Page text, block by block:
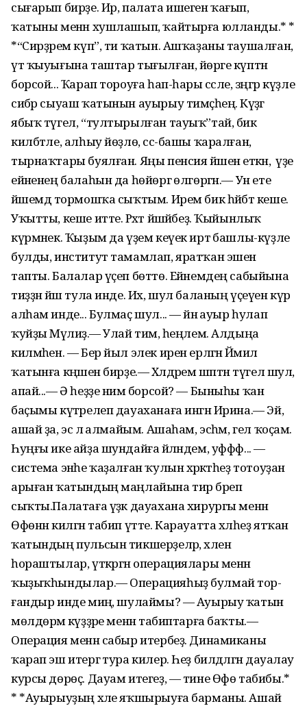
сығарып бирҙе. Ир, палата ишеген ҡағып,
ҡатыны менән хушлашып, ҡайтырға юлланды.* *
*“Сирҙәрем күп”, ти ҡатын. Ашҡаҙаны таушалған,
үт ҡыуығына таштар тығылған, йөрәге күптән
борсой... Ҡарап тороуға һап-һары сәсле, зәңгәр күҙле
сибәр сыуаш ҡатынын ауырыу тимәҫһең. Кәүҙәгә
ябыҡ түгел, “тултырылған тауыҡ”тай, бик
килбәтле, алһыу йөҙлө, сәс-башы ҡаралған,
тырнаҡтары буялған. Яңы пенсия йәшенә еткән, ә үҙе
ейәненең балаһын да һөйөргә өлгөргән.— Ун ете
йәшемдә тормошҡа сыҡтым. Ирем бик һәйбәт кеше.
Уҡытты, кеше итте. Рәхәт йәшәй­беҙ. Ҡыйынлыҡ
күрмәнек. Ҡыҙым да үҙем кеүек иртә башлы-күҙле
булды, институт тамамлап, яратҡан эшен
тапты. Балалар үҫеп бөттө. Ейәнемдең сабыйына
тиҙҙән йәш тула инде. Их, шул баланың үҫеүен күрә
алһам инде... Булмаҫ шул... — йәнә ауыр һулап
ҡуйҙы Мәүлиҙә.— Улай тимә, һеңлем. Алдыңа
килмәһен. — Бер йыл элек ирен ерләгән Йәмилә
ҡатынға кәңәшен бирҙе.— Хәлдәрем шәптән түгел шул,
апай...— Ә һеҙҙе нимә борсой? — Быныһы ҡан
баҫымы күтәрелеп дауаханаға ингән Ирина.— Эй,
ашай ҙа, эсә лә алмайым. Ашаһам, эсһәм, гел ҡоҫам.
Һуңғы ике айҙа шундайға әйләндем, уффф... —
система энәһе ҡаҙалған ҡулын хәрәкәтһеҙ тотоуҙан
арыған ҡатындың маңлайына тир бәреп
сыҡты.Палатаға үҙәк дауахана хирургы менән
Өфөнән килгән табип үтте. Карауатта хәлһеҙ ятҡан
ҡатындың пульсын тикшерҙеләр, хәлен
һораштылар, үткәргән операциялары менән
ҡыҙыҡһын­дылар.— Операцияһыҙ булмай тор­
ғандыр инде миңә, шулаймы? — Ауырыу ҡатын
мөлдөрәмә күҙҙәре менән табиптарға баҡты.—
Операция менән сабыр итербеҙ. Динамиканы
ҡарап эш итергә тура килер. Һеҙ билдәләгән дауалау
курсы дөрөҫ. Дауам итегеҙ, — тине Өфө табибы.*
* *Ауырыуҙың хәле яҡшырыуға барманы. Ашай